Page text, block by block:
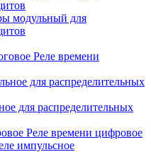
модульный для
Реле времени
для распределительных
Реле времени цифровое
импульсное